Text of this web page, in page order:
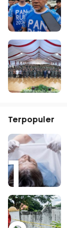
Terpopuler